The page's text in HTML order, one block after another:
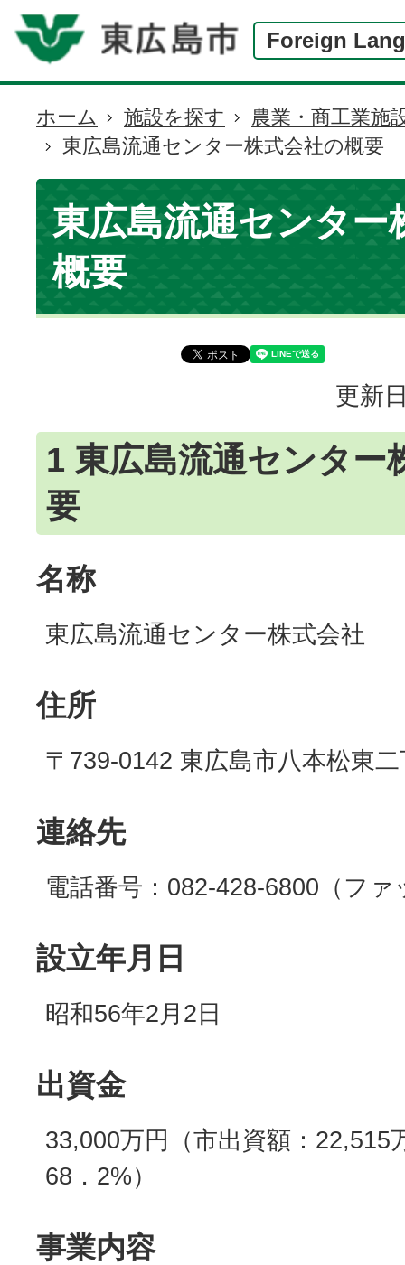
Foreign
現
在
の
位
置
ホーム 施設を探す
農業・商工業施
東広島流通センター株式会社の概要
東広島流通センター
概要
更新
1 東広島流通センター
要
名称
東広島流通センター株式会社
住所
〒739-0142 東広島市八本松東
連絡先
電話番号：082-428-6800（ファ
設立年月日
昭和56年2月2日
出資金
33,000万円（市出資額：22,515
68．2%）
事業内容